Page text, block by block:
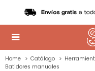

Home Catálogo
Batidores manuales